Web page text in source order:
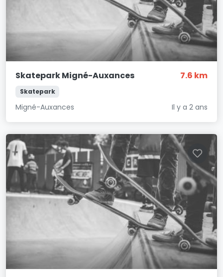
Skatepark Migné-Auxances 7.6 km
Skatepark
Migné-Auxances Il y a 2 ans